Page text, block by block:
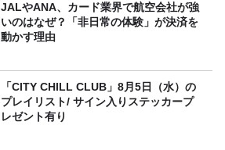
JALやANA、カード業界で航空会社が強
いのはなぜ？「非日常の体験」が決済を
動かす理由
「CITY CHILL CLUB」8月5日（水）の
プレイリスト/ サイン入りステッカープ
レゼント有り